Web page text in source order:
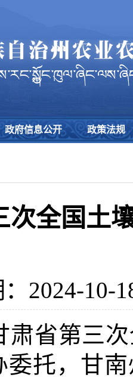
政府信息公开 政策法规
次全国土
2024-10-
肃省第三
委托，甘